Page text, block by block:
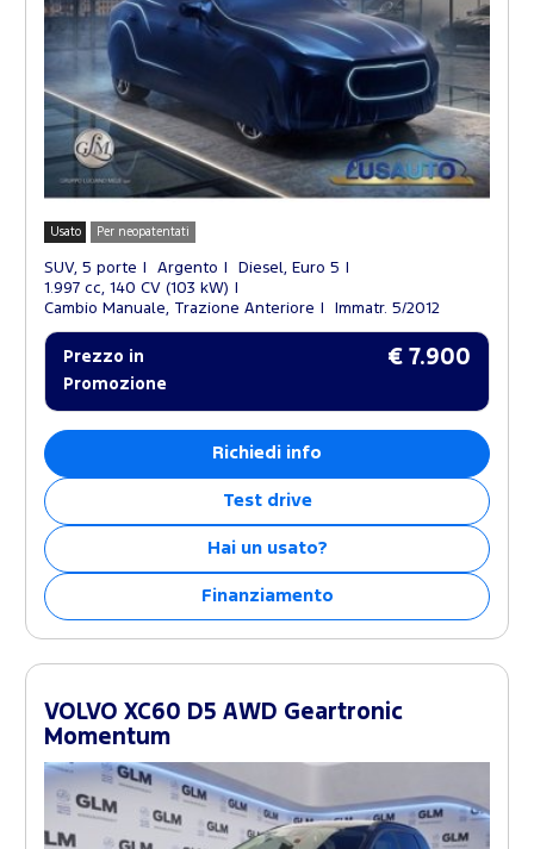
Usato Per neopatentati
SUV, 5 porte Argento
Diesel, Euro 5
1.997 cc, 140 CV (103 kW)
Cambio Manuale, Trazione Anteriore
Immatr. 5/2012
Prezzo in
Promozione
€ 7.900
Richiedi info
Test drive
Hai un usato?
Finanziamento
VOLVO XC60 D5 AWD Geartronic
Momentum